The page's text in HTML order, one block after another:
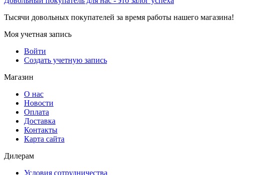
Тысячи довольных покупателей за время работы нашего магазина!
Моя учетная запись
Войти
Создать учетную запись
Магазин
О нас
Новости
Оплата
Доставка
Контакты
Карта сайта
Дилерам
Условия сотрудничества